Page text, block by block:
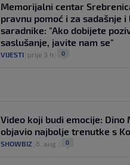
Memorijalni centar
pravnu pomoć i za sadašnje i
saradnike: "Ako dobijete
saslušanje, javite nam se"
VIJESTI prije 3 h 0
Video koji budi emocije: Dino
objavio najbolje trenutke s
SHOWBIZ 6. aug. 0